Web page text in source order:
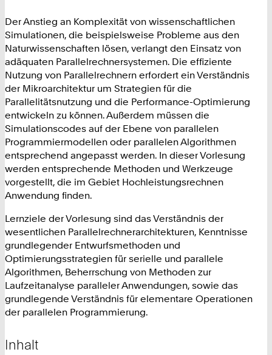
Der Anstieg an Komplexität von wissenschaftlichen
Simulationen, die beispielsweise Probleme aus den
Naturwissenschaften lösen, verlangt den Einsatz von
adäquaten Parallelrechnersystemen. Die effiziente
Nutzung von Parallelrechnern erfordert ein Verständnis
der Mikroarchitektur um Strategien für die
Parallelitätsnutzung und die Performance-Optimierung
entwickeln zu können. Außerdem müssen die
Simulationscodes auf der Ebene von parallelen
Programmiermodellen oder parallelen Algorithmen
entsprechend angepasst werden. In dieser Vorlesung
werden entsprechende Methoden und Werkzeuge
vorgestellt, die im Gebiet Hochleistungsrechnen
Anwendung finden.
Lernziele der Vorlesung sind das Verständnis der
wesentlichen Parallelrechnerarchitekturen, Kenntnisse
grundlegender Entwurfsmethoden und
Optimierungsstrategien für serielle und parallele
Algorithmen, Beherrschung von Methoden zur
Laufzeitanalyse paralleler Anwendungen, sowie das
grundlegende Verständnis für elementare Operationen
der parallelen Programmierung.
Inhalt